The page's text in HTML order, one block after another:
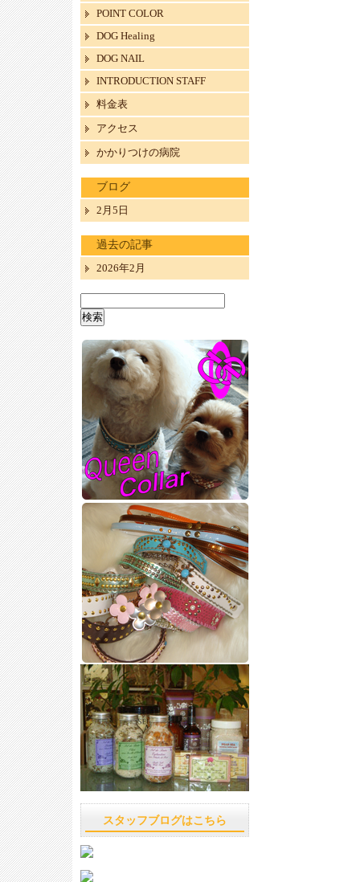
POINT COLOR
DOG Healing
DOG NAIL
INTRODUCTION STAFF
料金表
アクセス
かかりつけの病院
ブログ
2月5日
過去の記事
2026年2月
索:
スタッフブログはこちら